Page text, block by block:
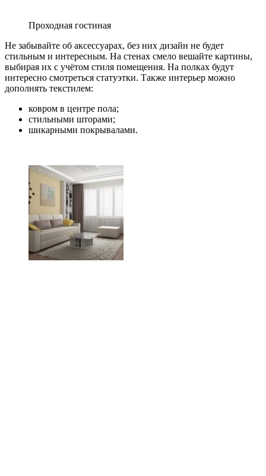
Проходная гостиная
Не забывайте об аксессуарах, без них дизайн не будет
стильным и интересным. На стенах смело вешайте картины,
выбирая их с учётом стиля помещения. На полках будут
интересно смотреться статуэтки. Также интерьер можно
дополнять текстилем:
ковром в центре пола;
стильными шторами;
шикарными покрывалами.